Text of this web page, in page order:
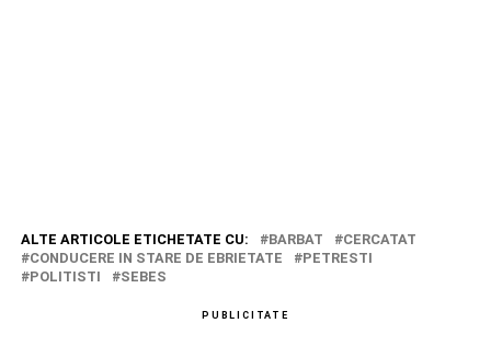
ALTE ARTICOLE ETICHETATE CU: BARBAT
CERCATAT
CONDUCERE IN STARE DE EBRIETATE
PETRESTI
POLITISTI
SEBES
PUBLICITATE